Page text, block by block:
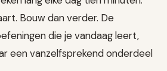
Bouw dan verder. De
die je vandaag leert,
een vanzelfsprekend onderdeel